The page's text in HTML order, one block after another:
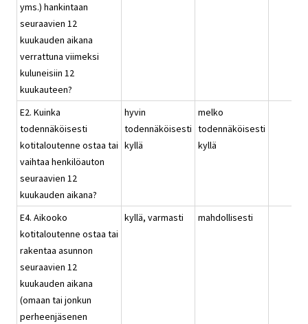
yms.) hankintaan
seuraavien 12
kuukauden aikana
verrattuna viimeksi
kuluneisiin 12
kuukauteen?
E2. Kuinka
todennäköisesti
kotitaloutenne ostaa tai
vaihtaa henkilöauton
seuraavien 12
kuukauden aikana?
hyvin
todennäköisesti
kyllä
melko
todennäköisesti
kyllä
E4. Aikooko
kotitaloutenne ostaa tai
rakentaa asunnon
seuraavien 12
kuukauden aikana
(omaan tai jonkun
perheenjäsenen
kyllä, varmasti mahdollisesti